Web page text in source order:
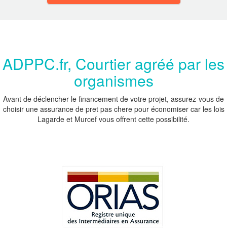
ADPPC.fr, Courtier agréé par les
organismes
Avant de déclencher le financement de votre projet, assurez-vous de
choisir une assurance de pret pas chere pour économiser car les lois
Lagarde et Murcef vous offrent cette possibilité.